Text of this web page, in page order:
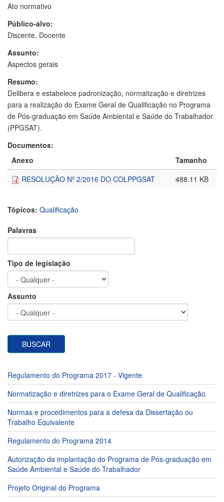
Ato normativo
Público-alvo:
Discente, Docente
Assunto:
Aspectos gerais
Resumo:
Delibera e estabelece padronização, normatização e diretrizes
para a realização do Exame Geral de Qualificação no Programa
de Pós-graduação em Saúde Ambiental e Saúde do Trabalhador
(PPGSAT).
Documentos:
Anexo
Tamanho
RESOLUÇÃO Nº 2/2016 DO COLPPGSAT
488.11 KB
Tópicos: Qualificação
Palavras
Tipo de legislação
Assunto
BUSCAR
Regulamento do Programa 2017 - Vigente
Normatização e diretrizes para o Exame Geral de Qualificação
Normas e procedimentos para a defesa da Dissertação ou
Trabalho Equivalente
Regulamento do Programa 2014
Autorização da implantação do Programa de Pós-graduação em
Saúde Ambiental e Saúde do Trabalhador
Projeto Original do Programa